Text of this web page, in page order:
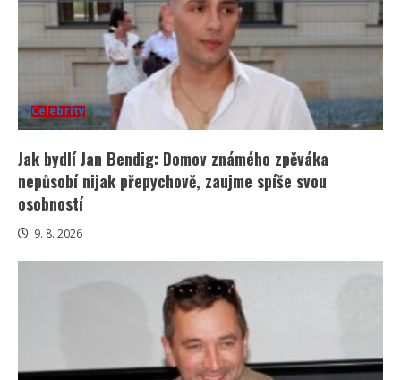
Celebrity
Jak bydlí Jan Bendig: Domov známého zpěváka
nepůsobí nijak přepychově, zaujme spíše svou
osobností
9. 8. 2026